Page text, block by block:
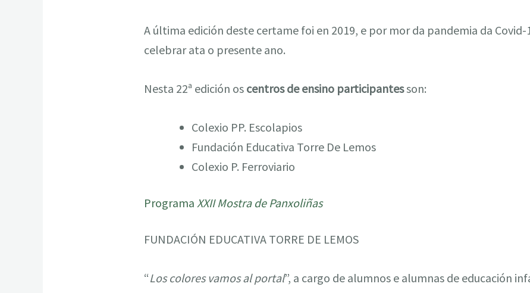
A última edición deste certame foi en 2019, e por mor da pandemia da
celebrar ata o presente ano.
Nesta 22ª edición os centros de ensino participantesson:
Colexio PP. Escolapios
Fundación Educativa Torre De Lemos
Colexio P. Ferroviario
Programa XXII Mostra de Panxoliñas
FUNDACIÓN EDUCATIVA TORRE DE LEMOS
“Los colores vamos al portal”, a cargo de alumnos e alumnas de educación